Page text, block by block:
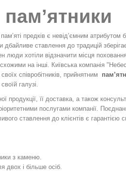
пам’ятники
предків є невід’ємним
дбайливе ставлення до традицій
люди хотіли відзначити місця
на інші. Київська компанія
співробітників, прийнятним
галузі.
продукції, її доставка, а також
послугами компанії.
ставлення до клієнтів є гарантією
з каменю.
двох і більше осіб.